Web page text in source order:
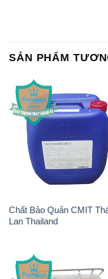
SẢN PHẨM
Chất Bảo Quản CMIT
Lan Thailand